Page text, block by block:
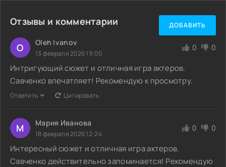
Отзывы и комментарии ДОБАВИТЬ
O Oleh Ivanov
13 февраля 2026 19:00
0 0
Интригующий сюжет и отличная игра актеров.
Савченко впечатляет! Рекомендую к просмотру.
Ответить Цитировать
М Мария Иванова
18 февраля 2026 12:24
0 0
Интересный сюжет и отличная игра актеров.
Савченко действительно запоминается! Рекомендую